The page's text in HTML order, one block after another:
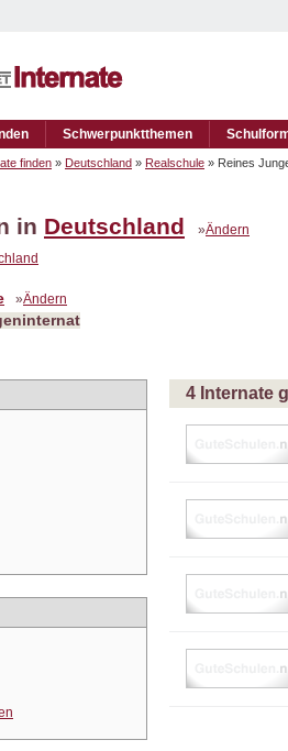
Schwerpunktthemen
finden » Deutschland » Realschule » Reines
in Deutschland »Ändern
»Ändern
4 Internate